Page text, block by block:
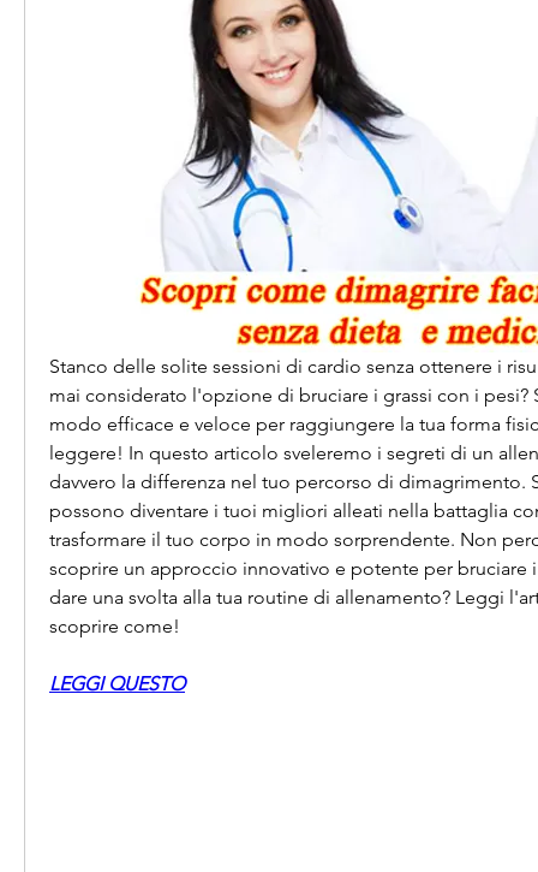
Stanco delle solite sessioni di cardio senza ottenere i
mai considerato l'opzione di bruciare i grassi con i pesi?
modo efficace e veloce per raggiungere la tua forma
leggere! In questo articolo sveleremo i segreti di un
davvero la differenza nel tuo percorso di dimagrimento.
possono diventare i tuoi migliori alleati nella battaglia
trasformare il tuo corpo in modo sorprendente. Non
scoprire un approccio innovativo e potente per bruciare
dare una svolta alla tua routine di allenamento? Leggi
scoprire come!
LEGGI QUESTO